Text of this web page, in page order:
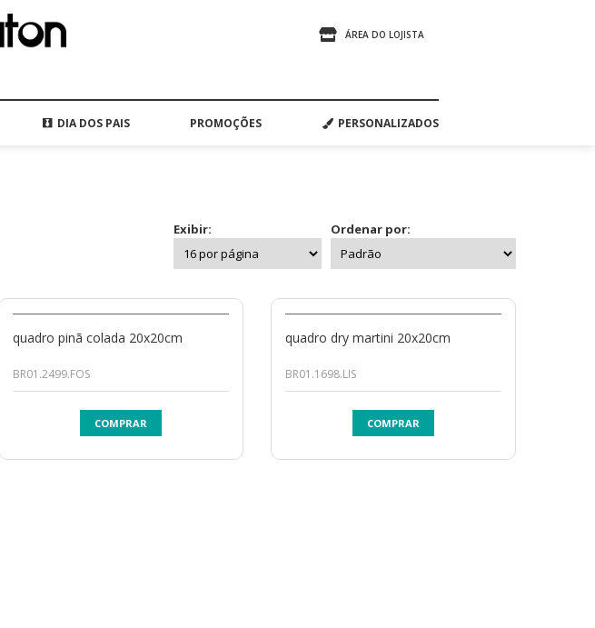
ÁREA DO LOJISTA
DIA DOS PAIS PROMOÇÕES PERSONALIZADOS
Exibir: Ordenar por:
quadro pinã colada 20x20cm
BR01.2499.FOS
COMPRAR
quadro dry martini 20x20cm
BR01.1698.LIS
COMPRAR